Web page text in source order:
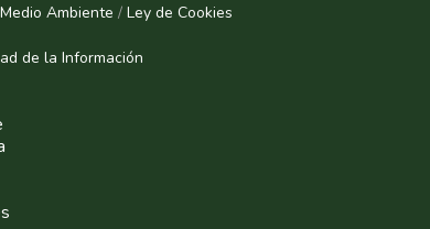
Ambiente / Ley de Cookies
de la Información